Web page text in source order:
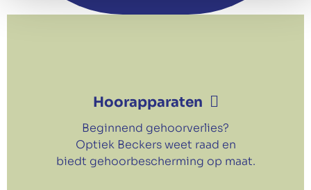
Hoorapparaten
Beginnend gehoorverlies?
Optiek Beckers weet raad en
biedt gehoorbescherming op maat.